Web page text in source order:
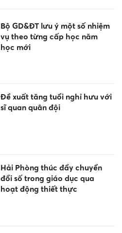
Bộ GD&ĐT lưu ý một số nhiệm
vụ theo từng cấp học năm
học mới
Đề xuất tăng tuổi nghỉ hưu với
sĩ quan quân đội
Hải Phòng thúc đẩy chuyển
đổi số trong giáo dục qua
hoạt động thiết thực